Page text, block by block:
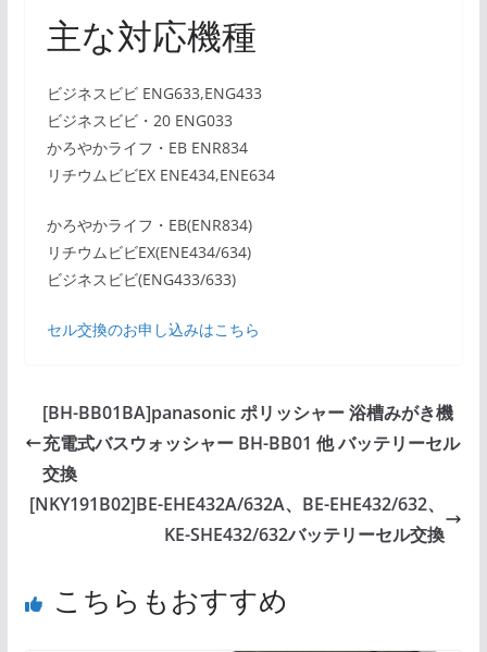
主な対応機種
ビジネスビビ ENG633,ENG433
ビジネスビビ・20 ENG033
かろやかライフ・EB ENR834
リチウムビビEX ENE434,ENE634
かろやかライフ・EB(ENR834)
リチウムビビEX(ENE434/634)
ビジネスビビ(ENG433/633)
セル交換のお申し込みはこちら
[BH-BB01BA]panasonic ポリッシャー 浴槽みがき機
充電式バスウォッシャー BH-BB01 他 バッテリーセル
交換
[NKY191B02]BE-EHE432A/632A、BE-EHE432/632、
KE-SHE432/632バッテリーセル交換
こちらもおすすめ